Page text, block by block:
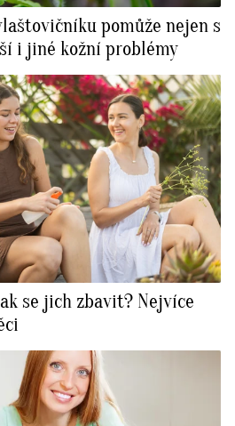
pomůže nejen s
i jiné kožní problémy
se jich zbavit? Nejvíce